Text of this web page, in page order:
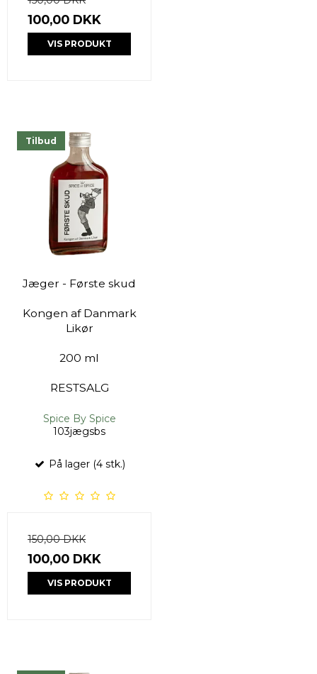
100,00 DKK
VIS PRODUKT
Tilbud
Jæger - Første skud
Kongen af Danmark
Likør
200 ml
RESTSALG
Spice By Spice
103jægsbs
På lager (4 stk.)
150,00 DKK
100,00 DKK
VIS PRODUKT